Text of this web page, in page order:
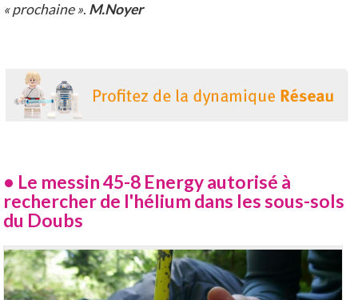
« prochaine ». M.Noyer
• Le messin 45-8 Energy autorisé à
rechercher de l'hélium dans les sous-sols
du Doubs